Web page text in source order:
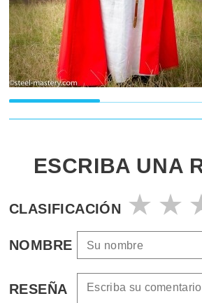
ESCRIBA UNA
CLASIFICACIÓN
NOMBRE
RESEÑA